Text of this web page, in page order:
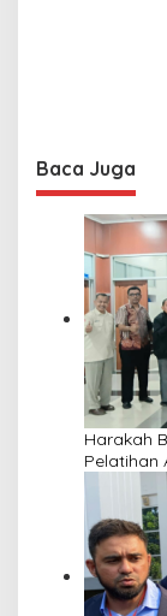
Baca Juga
Harakah
Pelatihan
Masyarakat